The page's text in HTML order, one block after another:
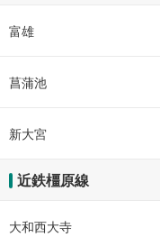
富雄
菖蒲池
新大宮
近鉄橿原線
大和西大寺